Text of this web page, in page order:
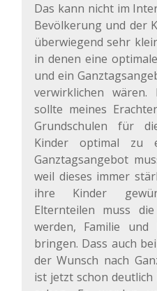
Das kann nicht im
Bevölkerung und der
überwiegend sehr
in denen eine
und ein
verwirklichen wären.
sollte meines
Grundschulen für
Kinder optimal zu
Ganztagsangebot
weil dieses immer
ihre Kinder
Elternteilen muss
werden, Familie
bringen. Dass auch
der Wunsch nach
ist jetzt schon